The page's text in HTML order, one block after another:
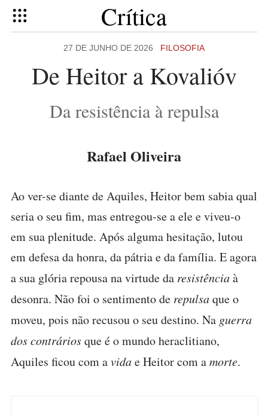
Crítica
27 DE JUNHO DE 2026 FILOSOFIA
De Heitor a Kovalióv
Da resistência à repulsa
Rafael Oliveira
Ao ver-se diante de Aquiles, Heitor bem sabia qual
seria o seu fim, mas entregou-se a ele e viveu-o
em sua plenitude. Após alguma hesitação, lutou
em defesa da honra, da pátria e da família. E agora
a sua glória repousa na virtude da resistênciaà
desonra. Não foi o sentimento de repulsaque o
moveu, pois não recusou o seu destino. Na guerra
dos contráriosque é o mundo heraclitiano,
Aquiles ficou com avidae Heitor com amorte.